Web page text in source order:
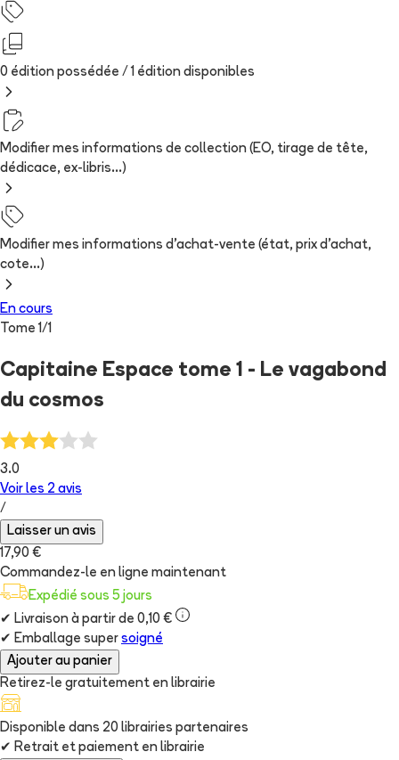
0 édition possédée / 1 édition disponibles
Modifier mes informations de collection (EO, tirage de tête,
dédicace, ex-libris...)
Modifier mes informations d'achat-vente (état, prix d'achat,
cote...)
En cours
Tome 1/1
Capitaine Espace tome 1 - Le vagabond
du cosmos
3.0
Voir les 2 avis
/
Laisser un avis
17,90 €
Commandez-le en ligne maintenant
Expédié sous 5 jours
✔ Livraison à partir de 0,10 €
✔ Emballage super soigné
Ajouter au panier
Retirez-le gratuitement en librairie
Disponible dans 20 librairies partenaires
✔ Retrait et paiement en librairie